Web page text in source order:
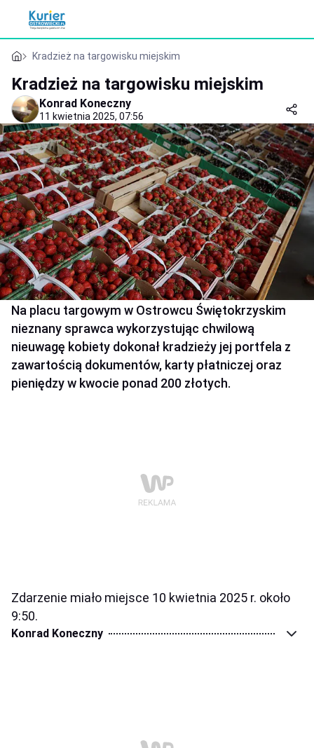
Kradzież na targowisku miejskim
Kradzież na targowisku miejskim
Konrad Koneczny
11 kwietnia 2025, 07:56
Na placu targowym w Ostrowcu Świętokrzyskim
nieznany sprawca wykorzystując chwilową
nieuwagę kobiety dokonał kradzieży jej portfela z
zawartością dokumentów, karty płatniczej oraz
pieniędzy w kwocie ponad 200 złotych.
Zdarzenie miało miejsce 10 kwietnia 2025 r. około
9:50.
Konrad Koneczny